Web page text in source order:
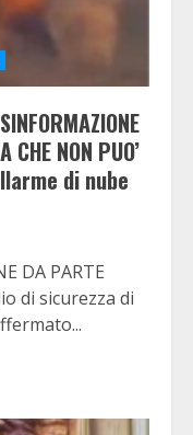
CHE NON PUO’
di nube
DA PARTE
di sicurezza di